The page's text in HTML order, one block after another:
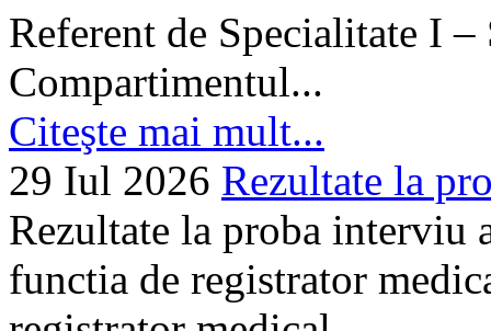
Referent de Specialitate I
Compartimentul...
Citeşte mai mult...
29 Iul 2026 Rezultate la
Rezultate la proba interviu
functia de registrator